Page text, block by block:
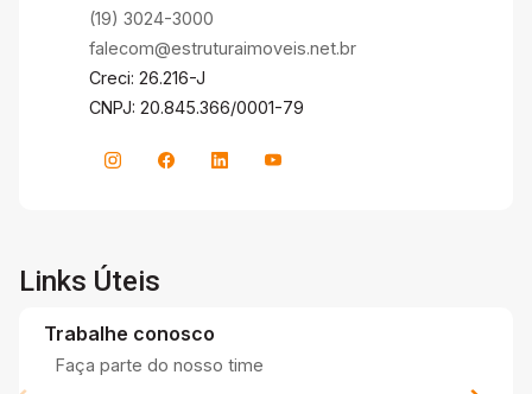
(19) 3024-3000
falecom@estruturaimoveis.net.br
Creci: 26.216-J
CNPJ: 20.845.366/0001-79
Links Úteis
Trabalhe conosco
Faça parte do nosso time